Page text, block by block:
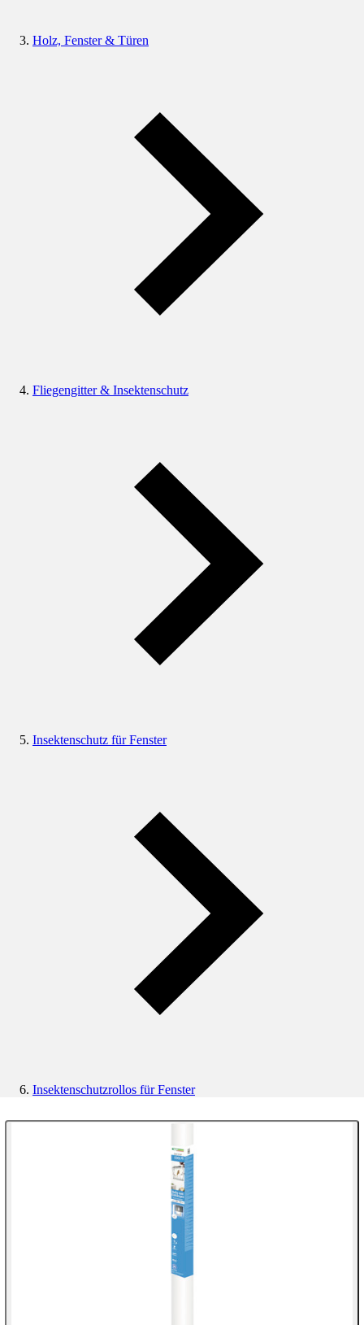
Holz, Fenster & Türen
Fliegengitter & Insektenschutz
Insektenschutz für Fenster
Insektenschutzrollos für Fenster